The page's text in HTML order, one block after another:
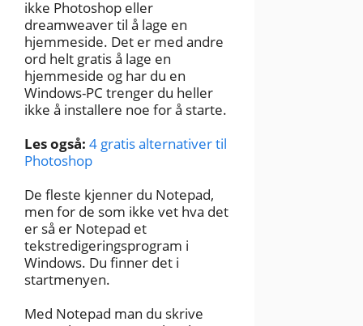
ikke Photoshop eller
dreamweaver til å lage en
hjemmeside. Det er med andre
ord helt gratis å lage en
hjemmeside og har du en
Windows-PC trenger du heller
ikke å installere noe for å starte.
Les også: 4 gratis alternativer til
Photoshop
De fleste kjenner du Notepad,
men for de som ikke vet hva det
er så er Notepad et
tekstredigeringsprogram i
Windows. Du finner det i
startmenyen.
Med Notepad man du skrive